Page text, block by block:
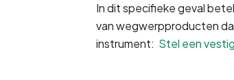
In dit specifieke geval
van wegwerpproducten
instrument: Stel een